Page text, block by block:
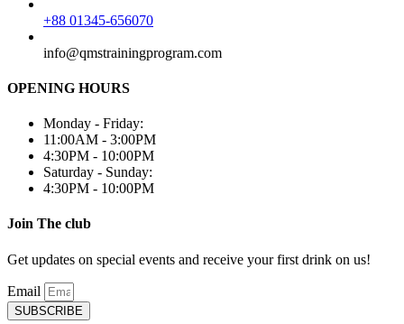
+88 01345-656070
info@qmstrainingprogram.com
OPENING HOURS
Monday - Friday:
11:00AM - 3:00PM
4:30PM - 10:00PM
Saturday - Sunday:
4:30PM - 10:00PM
Join The club
Get updates on special events and receive your first drink on us!
Email
SUBSCRIBE